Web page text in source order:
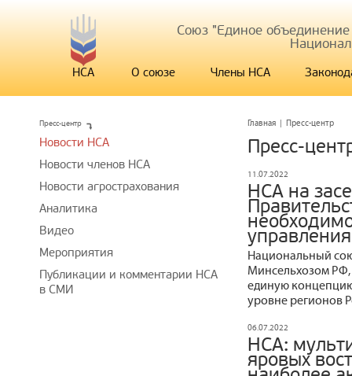
Союз "Единое
НСА О союзе Члены НСА
Главная | Пресс-центр
Пресс-
11.07.2022
НСА на
Национальный
Минсельхозом
единую
уровне регионов
06.07.2022
НСА:
яровых
Пресс-центр
Новости НСА
Новости членов НСА
Новости агрострахования
Аналитика
Видео
Мероприятия
Публикации и комментарии НСА
в СМИ